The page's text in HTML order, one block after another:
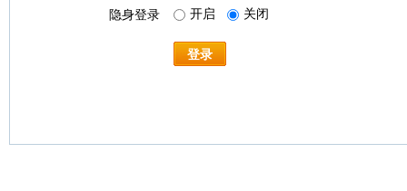
隐身登录 开启 关闭
登录